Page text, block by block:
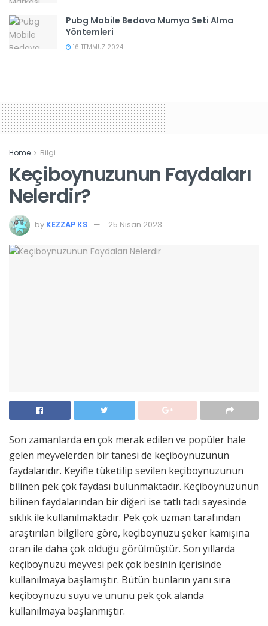
Pubg Mobile Bedava Mumya Seti Alma
Yöntemleri
16 TEMMUZ 2024
Home Bilgi
Keçiboynuzunun Faydaları
Nelerdir?
by KEZZAP KS 25 Nisan 2023
Son zamanlarda en çok merak edilen ve popüler hale
gelen meyvelerden bir tanesi de keçiboynuzunun
faydalarıdır. Keyifle tüketilip sevilen keçiboynuzunun
bilinen pek çok faydası bulunmaktadır. Keçiboynuzunun
bilinen faydalarından bir diğeri ise tatlı tadı sayesinde
sıklık ile kullanılmaktadır. Pek çok uzman tarafından
araştırılan bilgilere göre, keçiboynuzu şeker kamışına
oran ile daha çok olduğu görülmüştür. Son yıllarda
keçiboynuzu meyvesi pek çok besinin içerisinde
kullanılmaya başlamıştır. Bütün bunların yanı sıra
keçiboynuzu suyu ve ununu pek çok alanda
kullanılmaya başlanmıştır.